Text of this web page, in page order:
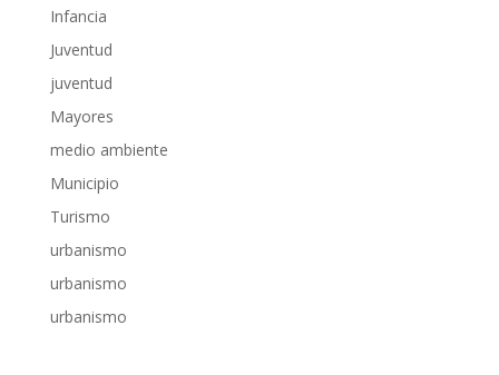
Infancia
Juventud
juventud
Mayores
medio ambiente
Municipio
Turismo
urbanismo
urbanismo
urbanismo